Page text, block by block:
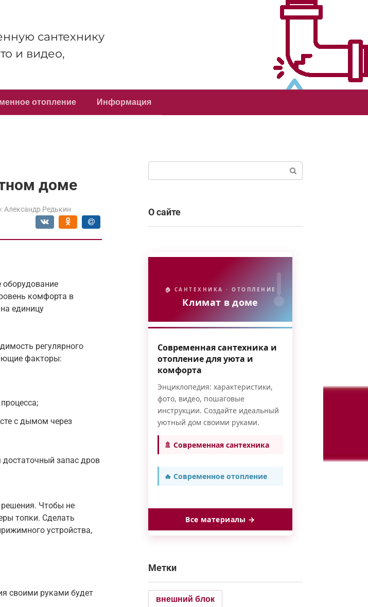
сантехнику
и видео,
отопление Информация
доме
Александр Редькин
оборудование
комфорта в
единицу
регулярного
факторы:
с дымом через
запас дров
Чтобы не
топки. Сделать
устройства,
своими руками будет
О сайте
🏠 САНТЕХНИКА · ОТОПЛЕНИЕ
Климат в доме
Современная сантехника и
отопление для уюта и
комфорта
Энциклопедия: характеристики,
фото, видео, пошаговые
инструкции. Создайте идеальный
уютный дом своими руками.
🚿 Современная сантехника
🔥 Современное отопление
Все материалы →
Метки
внешний блок